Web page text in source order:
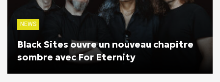
NEWS
Black Sites ouvre un nouveau chapitre
sombre avec For Eternity